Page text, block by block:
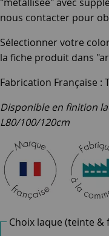
nous contacter pour
Sélectionner votre
la fiche produit dans
Fabrication Française :
Disponible en finition
L80/100/120cm
Choix laque (teinte